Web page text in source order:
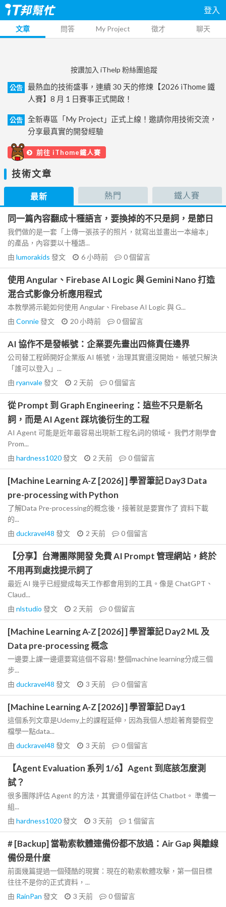
登入
文章 問答 My Project 徵才 聊天
按讚加入 iThelp 粉絲團追蹤
公告
最熱血的技術盛事，連續 30 天的修煉【2026 iThome 鐵
人賽】8 月 1 日賽事正式開啟！
公告
全新專區「My Project」正式上線！邀請你用技術交流，
分享最真實的開發經驗
前往 iThome鐵人賽
技術文章
最新 熱門 鐵人賽
同一篇內容翻成十種語言，要換掉的不只是詞，是節日
我們做的是一套「上傳一張孩子的照片，就寫出並畫出一本繪本」
的產品，內容要以十種語...
由 lumorakids 發文 6 小時前 0個留言
使用 Angular、Firebase AI Logic 與 Gemini Nano 打造
混合式影像分析應用程式
本教學將示範如何使用 Angular、Firebase AI Logic 與 G...
由 Connie發文 20 小時前 0個留言
AI 協作不是發帳號：企業要先畫出四條責任邊界
公司替工程師開好企業版 AI 帳號，治理其實還沒開始。 帳號只解決
「誰可以登入」...
由 ryanvale發文 2 天前 0個留言
從 Prompt 到 Graph Engineering：這些不只是新名
詞，而是 AI Agent 踩坑後衍生的工程
AI Agent 可能是近年最容易出現新工程名詞的領域。 我們才剛學會
Prom...
由 hardness1020發文 2 天前 0個留言
[Machine Learning A-Z [2026] ] 學習筆記 Day3 Data
pre-processing with Python
了解Data Pre-processing的概念後，接著就是要實作了 資料下載
的...
由 duckravel48 發文 2 天前 0個留言
【分享】台灣團隊開發 免費 AI Prompt 管理網站，終於
不用再到處找提示詞了
最近 AI 幾乎已經變成每天工作都會用到的工具。像是 ChatGPT、
Claud...
由 nlstudio 發文 2 天前 0個留言
[Machine Learning A-Z [2026] ] 學習筆記 Day2 ML 及
Data pre-processing 概念
一邊要上課一邊還要寫這個不容易! 整個machine learning分成三個
步...
由 duckravel48 發文 3 天前 0個留言
[Machine Learning A-Z [2026] ] 學習筆記 Day1
這個系列文章是Udemy上的課程延伸，因為我個人想趁著育嬰假空
檔學一點data...
由 duckravel48 發文 3 天前 0個留言
【Agent Evaluation 系列 1/6】Agent 到底該怎麼測
試？
很多團隊評估 Agent 的方法，其實還停留在評估 Chatbot。 準備一
組...
由 hardness1020發文 3 天前 1 個留言
# [Backup] 當勒索軟體連備份都不放過：Air Gap 與離線
備份是什麼
前面幾篇提過一個殘酷的現實：現在的勒索軟體攻擊，第一個目標
往往不是你的正式資料，...
由 RainPan 發文 3 天前 0個留言